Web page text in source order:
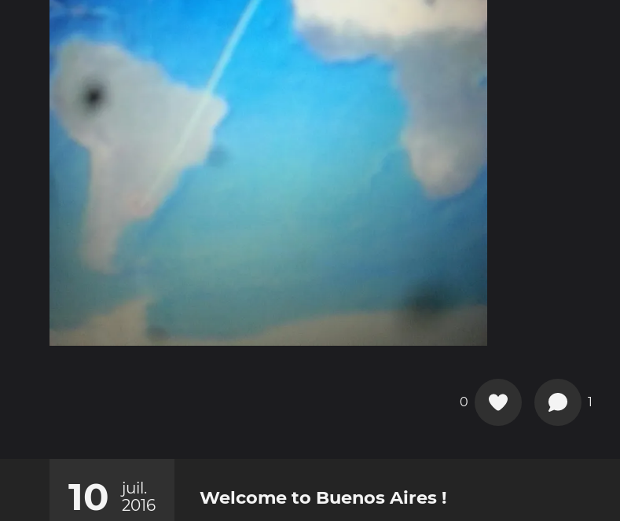
0 1
10
juil.
2016
Welcome to Buenos Aires !